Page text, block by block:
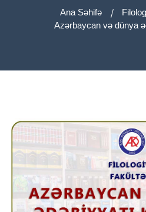
Ana Səhifə
Azərbaycan və dünya